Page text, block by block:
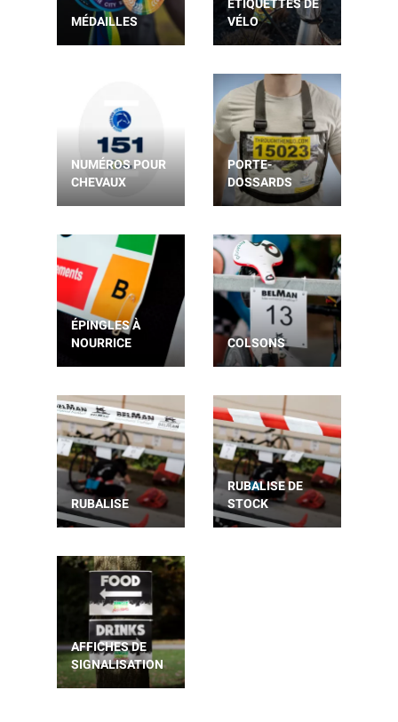
MÉDAILLES
ÉTIQUETTES DE
VÉLO
NUMÉROS POUR
CHEVAUX
PORTE-
DOSSARDS
ÉPINGLES À
NOURRICE
COLSONS
RUBALISE
RUBALISE DE
STOCK
AFFICHES DE
SIGNALISATION